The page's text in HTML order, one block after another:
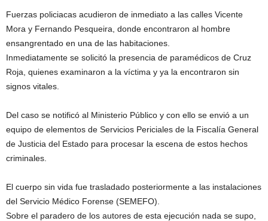
Fuerzas policiacas acudieron de inmediato a las calles Vicente
Mora y Fernando Pesqueira, donde encontraron al hombre
ensangrentado en una de las habitaciones.
Inmediatamente se solicitó la presencia de paramédicos de Cruz
Roja, quienes examinaron a la víctima y ya la encontraron sin
signos vitales.
Del caso se notificó al Ministerio Público y con ello se envió a un
equipo de elementos de Servicios Periciales de la Fiscalía General
de Justicia del Estado para procesar la escena de estos hechos
criminales.
El cuerpo sin vida fue trasladado posteriormente a las instalaciones
del Servicio Médico Forense (SEMEFO).
Sobre el paradero de los autores de esta ejecución nada se supo,